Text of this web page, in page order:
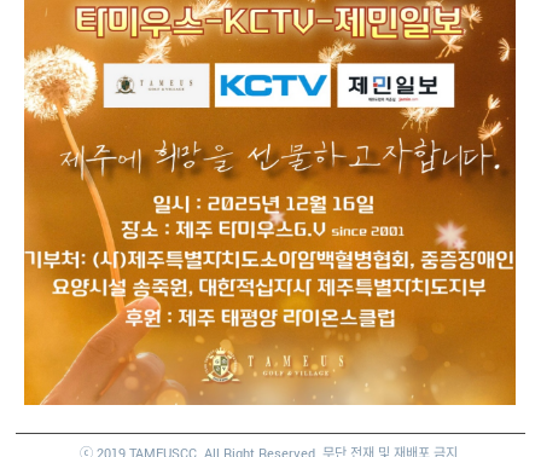
ⓒ 2019 TAMEUSCC. All Right Reserved. 무단 전재 및 재배포 금지.